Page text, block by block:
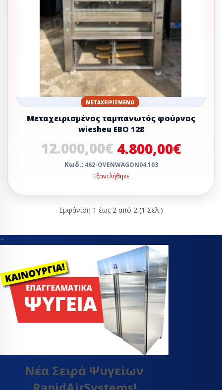
ΜΕΤΑΧΕΙΡΙΣΜΈΝΟ
Μεταχειρισμένος ταμπανωτός φούρνος
wiesheu ΕΒΟ 128
12.000,00€ 4.800,00€
Κωδ.: 462-OVENWAGON04.103
Εξαντλήθηκε
Εμφάνιση 1 έως 2 από 2 (1 Σελ.)
+
Νέα Σειρά Ψυγείων